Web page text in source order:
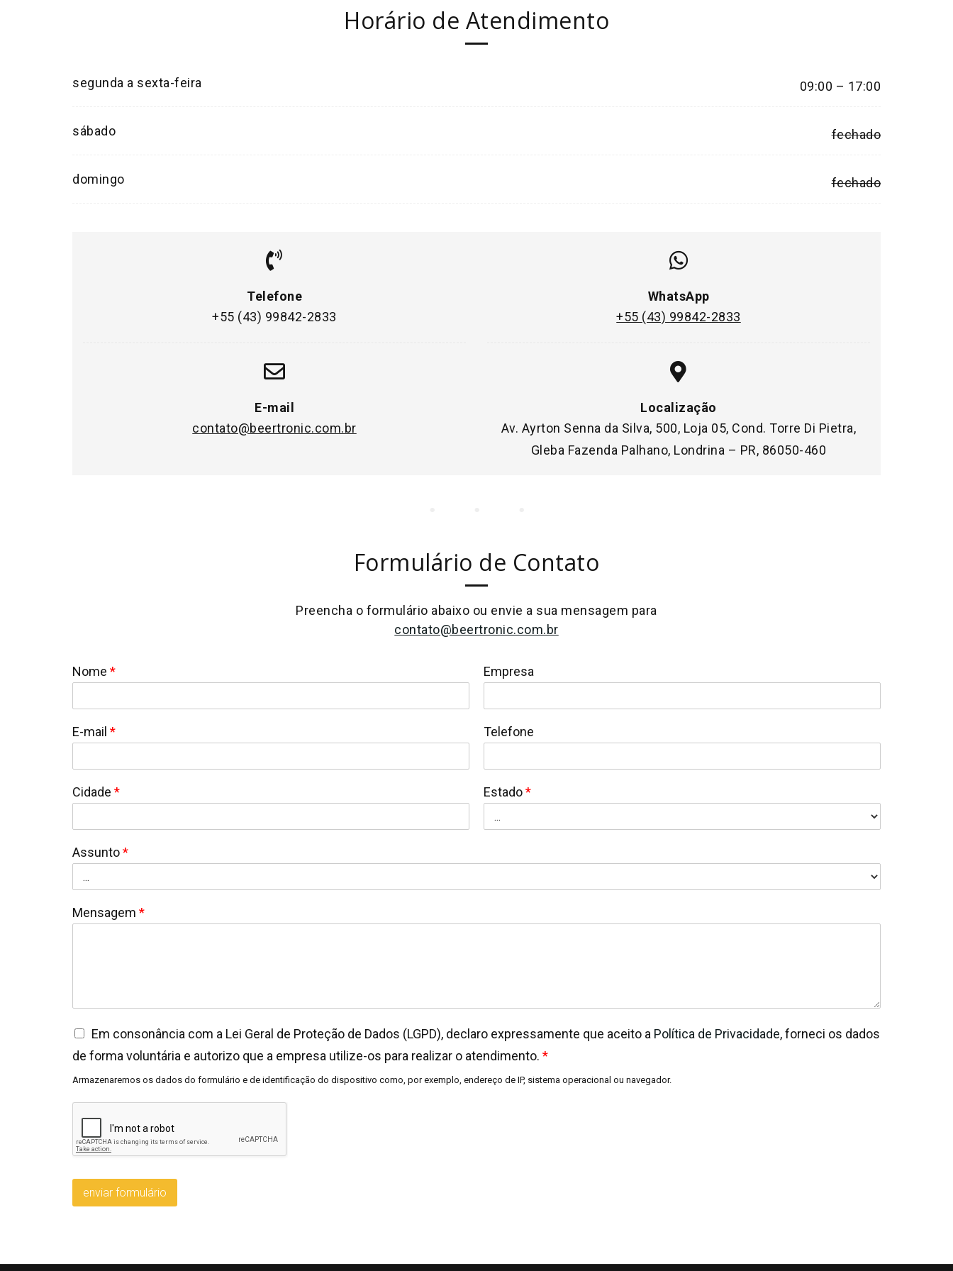
Horário de Atendimento
segunda a sexta-feira 09:00 – 17:00
sábado fechado
domingo fechado
Telefone
+55 (43) 99842-2833
WhatsApp
+55 (43) 99842-2833
E-mail
contato@beertronic.com.br
Localização
Av. Ayrton Senna da Silva, 500, Loja 05, Cond. Torre Di Pietra,
Gleba Fazenda Palhano, Londrina – PR, 86050-460
Formulário de Contato
Preencha o formulário abaixo ou envie a sua mensagem para
contato@beertronic.com.br
Nome * Empresa
E-mail * Telefone
Cidade * Estado*
Assunto*
Mensagem *
Em consonância com a Lei Geral de Proteção de Dados (LGPD), declaro expressamente que aceito a Política de Privacidade, forneci os dados
de forma voluntária e autorizo que a empresa utilize-os para realizar o atendimento. *
Armazenaremos os dados do formulário e de identificação do dispositivo como, por exemplo, endereço de IP, sistema operacional ou navegador.
enviar formulário